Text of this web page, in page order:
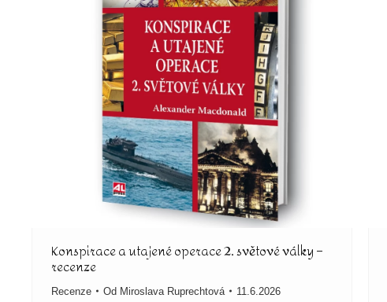
Konspirace a utajené operace 2. světové války –
recenze
Recenze Od Miroslava Ruprechtová 11.6.2026